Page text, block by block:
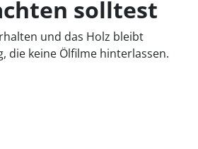
solltest
und das Holz bleibt
die keine Ölfilme hinterlassen.